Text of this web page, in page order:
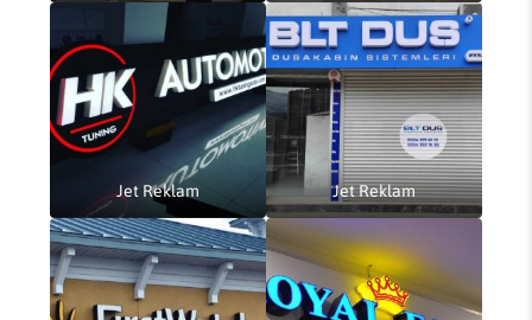
Jet Reklam Jet Reklam